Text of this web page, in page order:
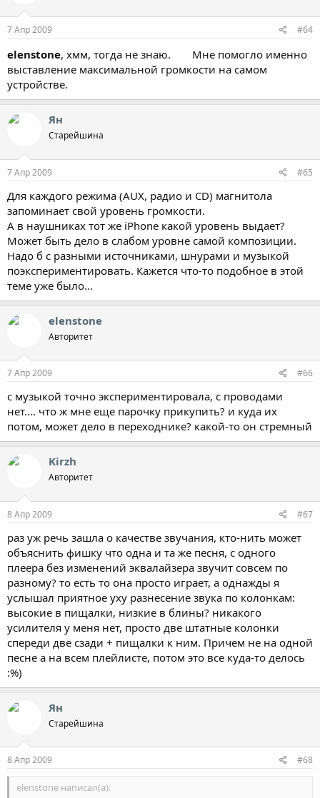
7 Апр 2009 #64
elenstone, хмм, тогда не знаю.
Мне помогло именно
выставление максимальной громкости на самом
устройстве.
Ян
Старейшина
7 Апр 2009 #65
Для каждого режима (AUX, радио и CD) магнитола
запоминает свой уровень громкости.
А в наушниках тот же iPhonе какой уровень выдает?
Может быть дело в слабом уровне самой композиции.
Надо б с разными источниками, шнурами и музыкой
поэкспериментировать. Кажется что-то подобное в этой
теме уже было...
elenstone
Авторитет
7 Апр 2009 #66
с музыкой точно экспериментировала, с проводами
нет.... что ж мне еще парочку прикупить? и куда их
потом, может дело в переходнике? какой-то он стремный
Kirzh
Авторитет
8 Апр 2009 #67
раз уж речь зашла о качестве звучания, кто-нить может
объяснить фишку что одна и та же песня, с одного
плеера без изменений эквалайзера звучит совсем по
разному? то есть то она просто играет, а однажды я
услышал приятное уху разнесение звука по колонкам:
высокие в пищалки, низкие в блины? никакого
усилителя у меня нет, просто две штатные колонки
спереди две сзади + пищалки к ним. Причем не на одной
песне а на всем плейлисте, потом это все куда-то делось
:%)
Ян
Старейшина
8 Апр 2009 #68
elenstone написал(а):